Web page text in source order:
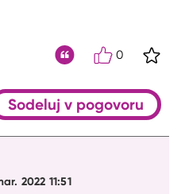
0
Sodeluj v pogovoru
2022 11:51